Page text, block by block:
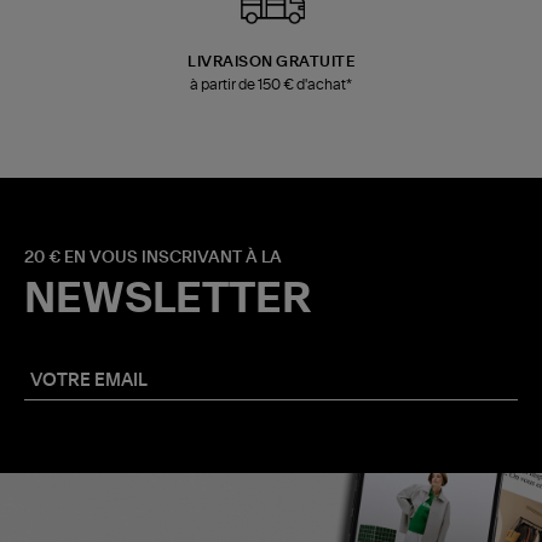
LIVRAISON GRATUITE
à partir de 150 € d'achat*
20 € EN VOUS INSCRIVANT À LA
NEWSLETTER